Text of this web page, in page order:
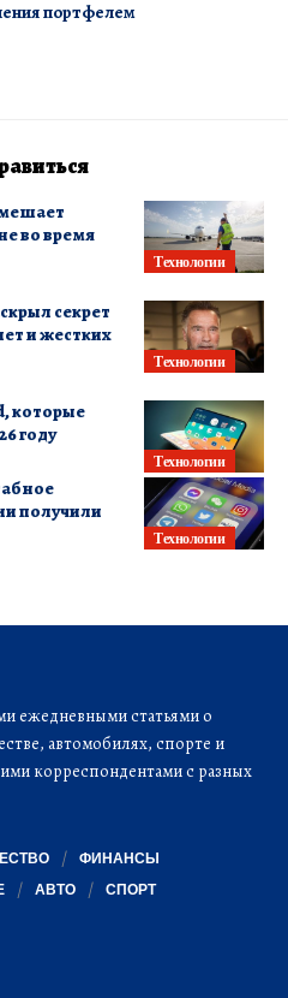
портфелем
Технологии
во время
Технологии
секрет
и жестких
Технологии
которые
году
Технологии
получили
ежедневными статьями о
автомобилях, спорте и
корреспондентами с разных
ФИНАНСЫ
АВТО СПОРТ